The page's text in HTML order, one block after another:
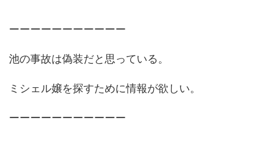
ーーーーーーーーーーー
池の事故は偽装だと思っている。
ミシェル嬢を探すために情報が欲しい。
ーーーーーーーーーーー